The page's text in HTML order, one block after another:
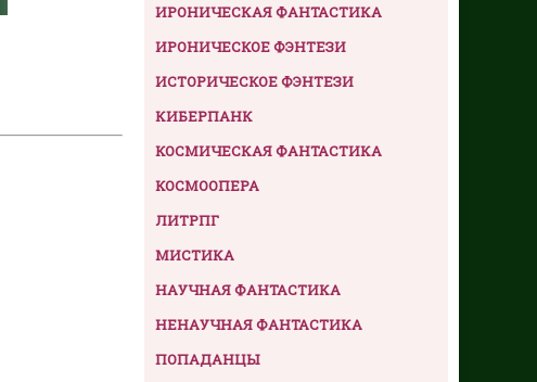
ИРОНИЧЕСКАЯ ФАНТАСТИКА
ИРОНИЧЕСКОЕ ФЭНТЕЗИ
ИСТОРИЧЕСКОЕ ФЭНТЕЗИ
КИБЕРПАНК
КОСМИЧЕСКАЯ ФАНТАСТИКА
КОСМООПЕРА
ЛИТРПГ
МИСТИКА
НАУЧНАЯ ФАНТАСТИКА
НЕНАУЧНАЯ ФАНТАСТИКА
ПОПАДАНЦЫ